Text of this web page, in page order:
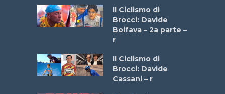
Il Ciclismo di
Brocci: Davide
Boifava – 2a parte –
r
Il Ciclismo di
Brocci: Davide
Cassani – r